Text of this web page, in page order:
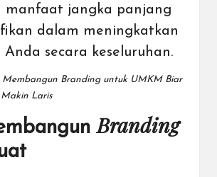
manfaat jangka panjang
dalam meningkatkan
Anda secara keseluruhan.
Membangun Branding untuk UMKM Biar
Laris
Branding